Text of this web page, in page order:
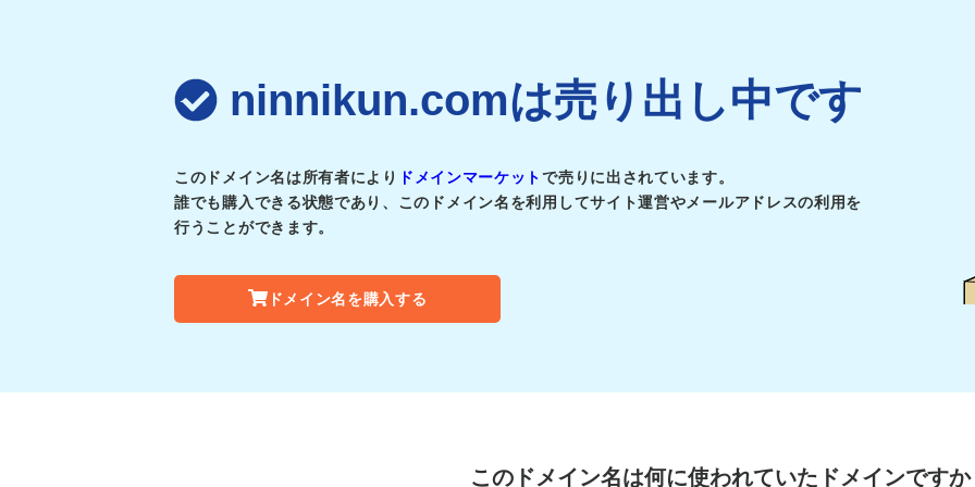
ninnikun.comは売り出し中です
このドメイン名は所有者により ドメインマーケットで売りに出されています。
誰でも購入できる状態であり、このドメイン名を利用してサイト運営やメールアドレスの利用を
行うことができます。
ドメイン名を購入する
このドメイン名は何に使われていたドメインですか